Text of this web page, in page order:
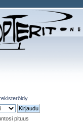
.
pituus